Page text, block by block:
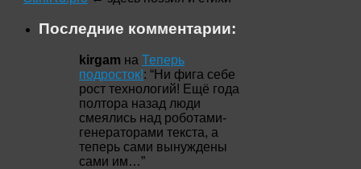
Последние комментарии:
kirgam на Теперь
подросток!: “Ни фига себе
рост технологий! Ещё года
полтора назад люди
смеялись над роботами-
генераторами текста, а
теперь сами вынуждены
сами им…”